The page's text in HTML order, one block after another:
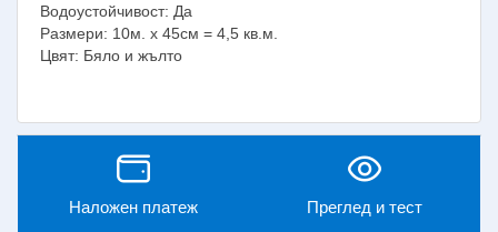
Водоустойчивост: Да
Размери: 10м. х 45см = 4,5 кв.м.
Цвят: Бяло и жълто
Наложен платеж Преглед и тест